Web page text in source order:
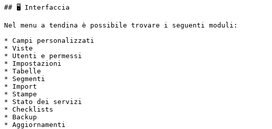
## 🖥️ Interfaccia
Nel menu a tendina è possibile trovare i seguenti moduli:
* Campi personalizzati
* Viste
* Utenti e permessi
* Impostazioni
* Tabelle
* Segmenti
* Import
* Stampe
* Stato dei servizi
* Checklists
* Backup
* Aggiornamenti